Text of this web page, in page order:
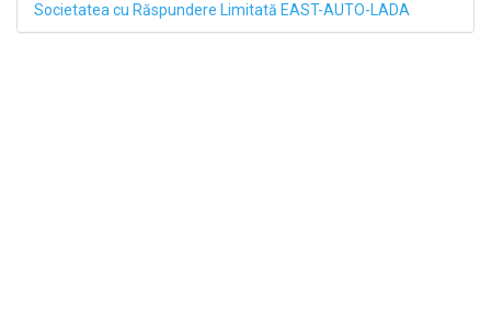
Societatea cu Răspundere Limitată EAST-AUTO-LADA